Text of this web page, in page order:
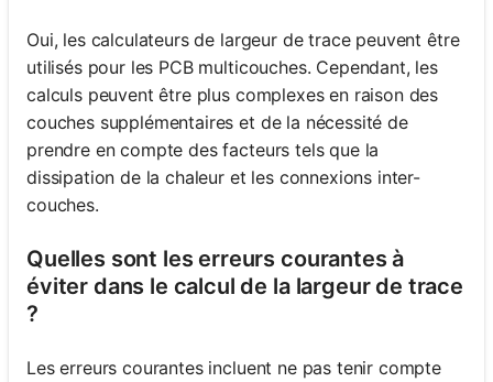
Oui, les calculateurs de largeur de trace peuvent être
utilisés pour les PCB multicouches. Cependant, les
calculs peuvent être plus complexes en raison des
couches supplémentaires et de la nécessité de
prendre en compte des facteurs tels que la
dissipation de la chaleur et les connexions inter-
couches.
Quelles sont les erreurs courantes à
éviter dans le calcul de la largeur de trace
?
Les erreurs courantes incluent ne pas tenir compte